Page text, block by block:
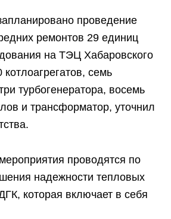
проведение
ремонтов 29 единиц
на ТЭЦ Хабаровского
семь
турбогенератора, восемь
и трансформатор, уточнил
проводятся по
надежности тепловых
которая включает в себя